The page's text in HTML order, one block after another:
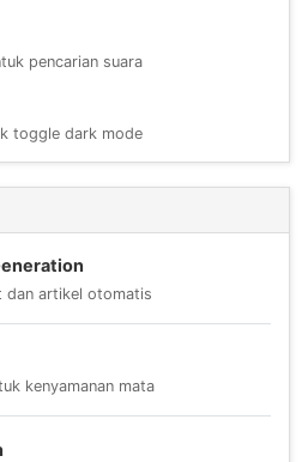
pencarian suara
toggle dark mode
dan artikel otomatis
kenyamanan mata